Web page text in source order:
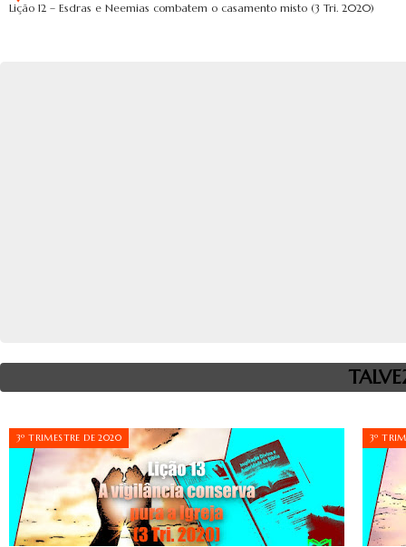
Lição 12 – Esdras e Neemias combatem o casamento misto (3 Tri. 2020)
3º TRIMESTRE DE 2020 3º